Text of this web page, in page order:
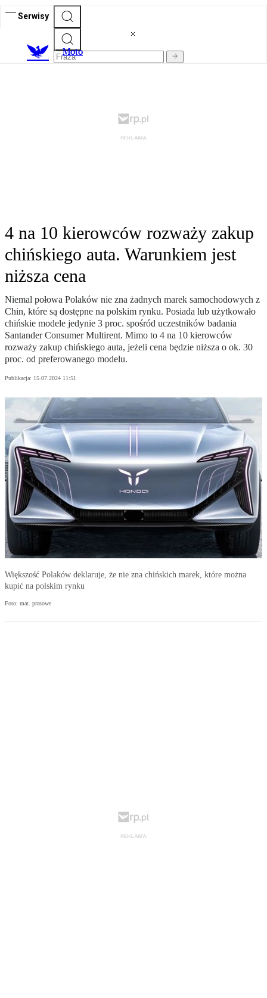
Serwisy
Moto
4 na 10 kierowców rozważy zakup
chińskiego auta. Warunkiem jest
niższa cena
Niemal połowa Polaków nie zna żadnych marek samochodowych z
Chin, które są dostępne na polskim rynku. Posiada lub użytkowało
chińskie modele jedynie 3 proc. spośród uczestników badania
Santander Consumer Multirent. Mimo to 4 na 10 kierowców
rozważy zakup chińskiego auta, jeżeli cena będzie niższa o ok. 30
proc. od preferowanego modelu.
Publikacja: 15.07.2024 11:51
Większość Polaków deklaruje, że nie zna chińskich marek, które można
kupić na polskim rynku
Foto: mat. prasowe